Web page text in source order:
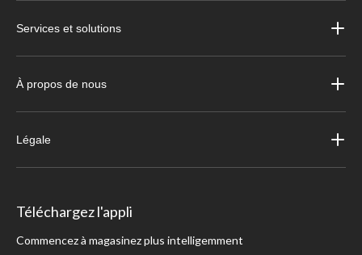
Services et solutions
À propos de nous
Légale
Téléchargez l'appli
Commencez à magasinez plus intelligemment